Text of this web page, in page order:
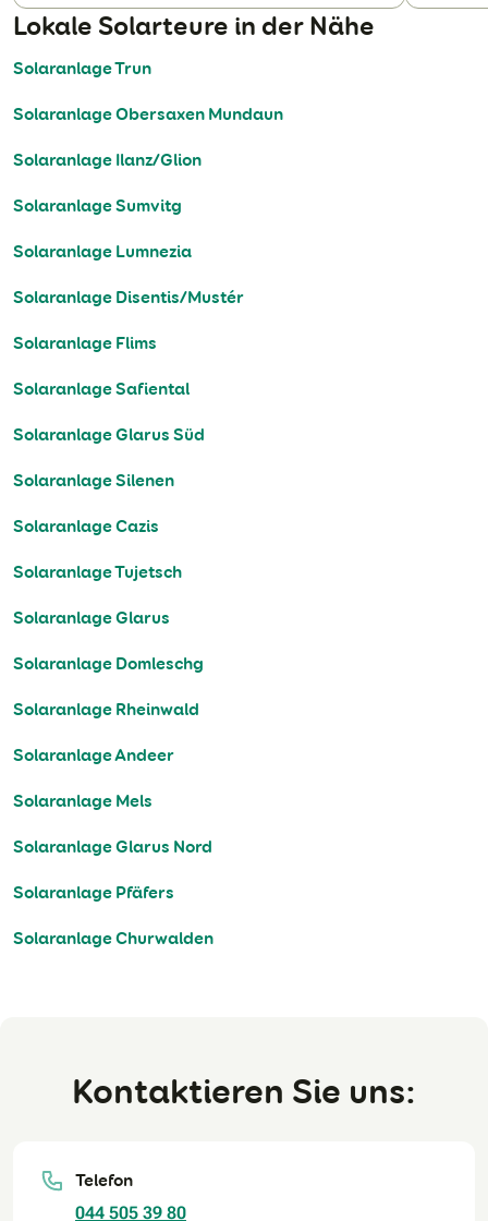
Lokale Solarteure in der Nähe
Solaranlage Trun
Solaranlage Obersaxen Mundaun
Solaranlage Ilanz/Glion
Solaranlage Sumvitg
Solaranlage Lumnezia
Solaranlage Disentis/Mustér
Solaranlage Flims
Solaranlage Safiental
Solaranlage Glarus Süd
Solaranlage Silenen
Solaranlage Cazis
Solaranlage Tujetsch
Solaranlage Glarus
Solaranlage Domleschg
Solaranlage Rheinwald
Solaranlage Andeer
Solaranlage Mels
Solaranlage Glarus Nord
Solaranlage Pfäfers
Solaranlage Churwalden
Kontaktieren Sie uns:
Telefon
044 505 39 80